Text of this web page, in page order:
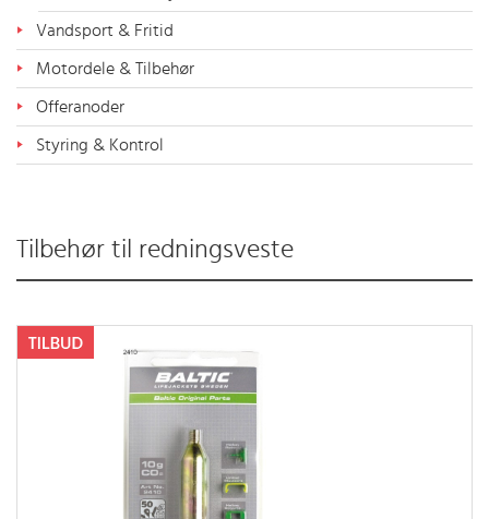
Vandsport & Fritid
Motordele & Tilbehør
Offeranoder
Styring & Kontrol
Tilbehør til redningsveste